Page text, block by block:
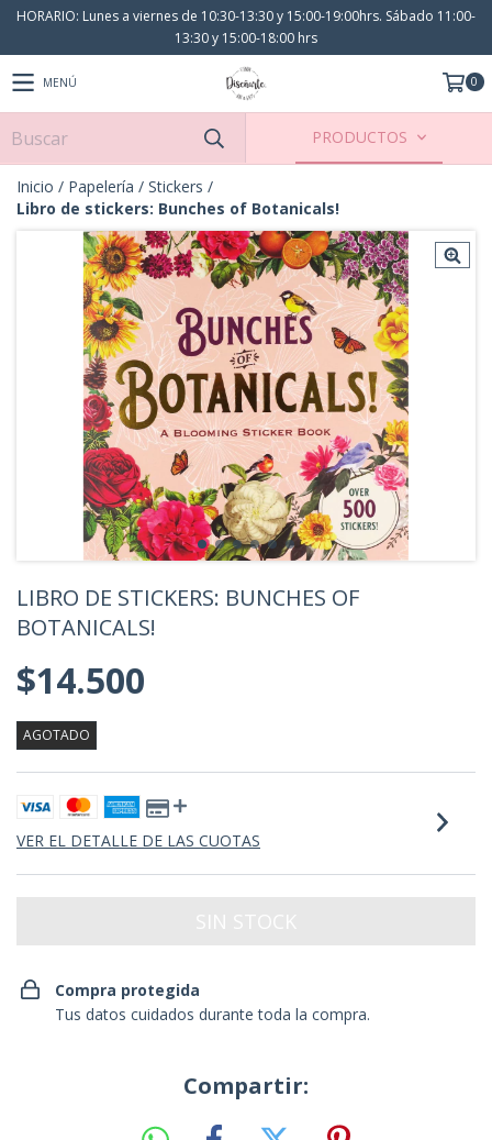
HORARIO: Lunes a viernes de 10:30-13:30 y 15:00-19:00hrs. Sábado 11:00-
13:30 y 15:00-18:00 hrs
MENÚ 0
PRODUCTOS
Inicio / Papelería / Stickers /
Libro de stickers: Bunches of Botanicals!
LIBRO DE STICKERS: BUNCHES OF
BOTANICALS!
$14.500
AGOTADO
VER EL DETALLE DE LAS CUOTAS
Compra protegida
Tus datos cuidados durante toda la compra.
Compartir: